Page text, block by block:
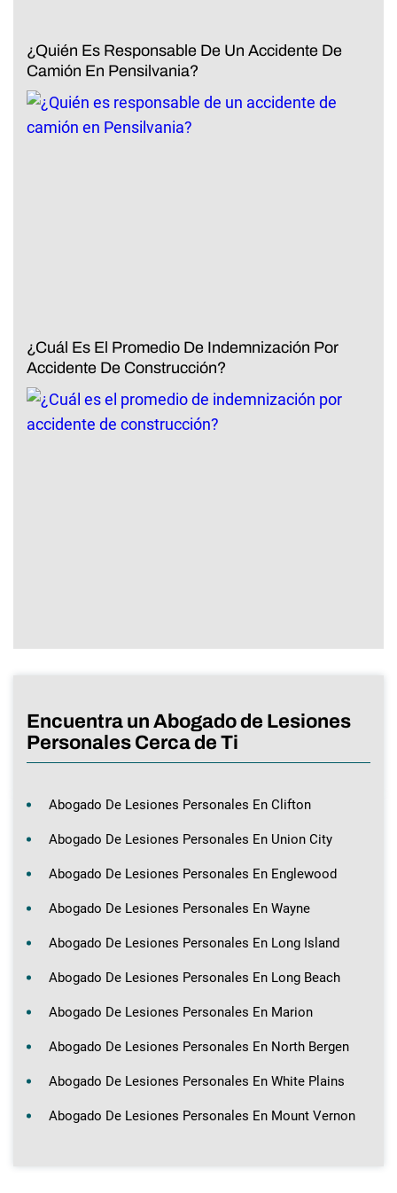
¿Quién Es Responsable De Un Accidente De
Camión En Pensilvania?
¿Cuál Es El Promedio De Indemnización Por
Accidente De Construcción?
Encuentra un Abogado de Lesiones
Personales Cerca de Ti
Abogado De Lesiones Personales En Clifton
Abogado De Lesiones Personales En Union City
Abogado De Lesiones Personales En Englewood
Abogado De Lesiones Personales En Wayne
Abogado De Lesiones Personales En Long Island
Abogado De Lesiones Personales En Long Beach
Abogado De Lesiones Personales En Marion
Abogado De Lesiones Personales En North Bergen
Abogado De Lesiones Personales En White Plains
Abogado De Lesiones Personales En Mount Vernon